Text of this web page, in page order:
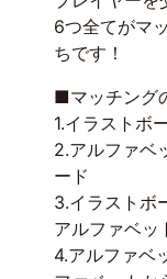
6つ全てがマ
ちです！
■マッチング
1.イラストボ
2.アルファベ
ード
3.イラストボ
アルファベッ
4.アルファベ